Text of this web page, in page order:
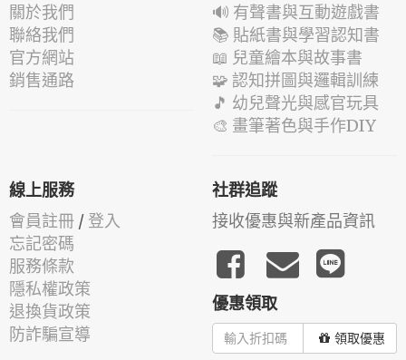
關於我們
聯絡我們
官方網站
銷售通路
🔊 有聲書與互動遊戲書
📚 貼紙書與學習認知書
📖 兒童繪本與故事書
🧩 認知拼圖與邏輯訓練
🎵 幼兒聲光與感官玩具
🎨 畫筆著色與手作DIY
線上服務
會員註冊 / 登入
忘記密碼
服務條款
隱私權政策
退換貨政策
防詐騙宣導
社群追蹤
接收優惠與新產品資訊
優惠領取
領取優惠